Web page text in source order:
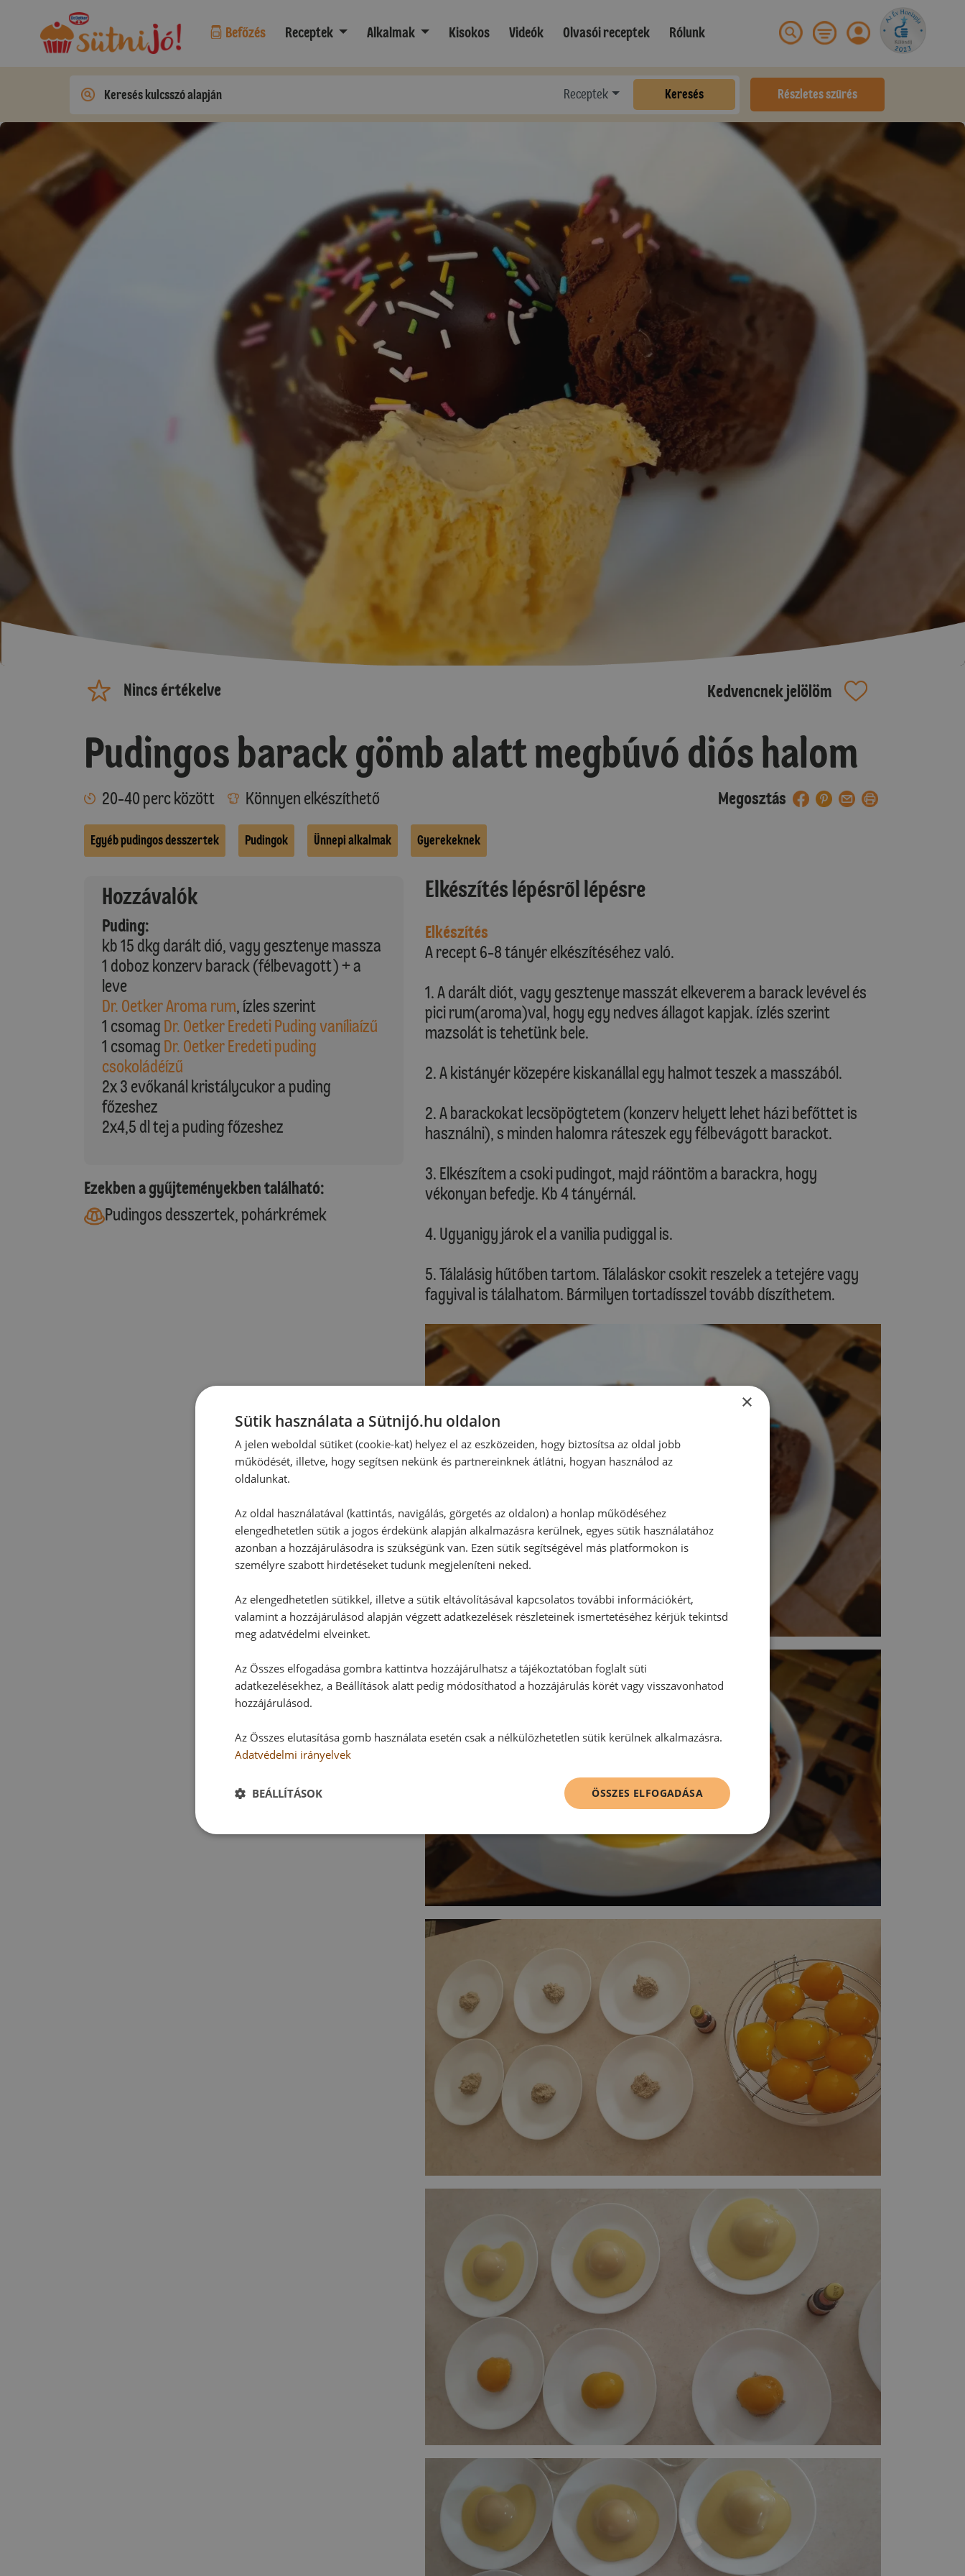
Befőzés Receptek Alkalmak Kisokos Videók Olvasói receptek Rólunk
Receptek Keresés Részletes szűrés
Nincs értékelve Kedvencnek jelölöm
Pudingos barack gömb alatt megbúvó diós halom
20-40 perc között Könnyen elkészíthető Megosztás
Egyéb pudingos desszertek Pudingok Ünnepi alkalmak Gyerekeknek
Hozzávalók
Puding:
kb 15 dkg darált dió, vagy gesztenye massza
1 doboz konzerv barack (félbevagott) + a
leve
Dr. Oetker Aroma rum, ízles szerint
1 csomag Dr. Oetker Eredeti Puding vaníliaízű
1 csomag Dr. Oetker Eredeti puding
csokoládéízű
2x 3 evőkanál kristálycukor a puding
főzeshez
2x4,5 dl tej a puding főzeshez
Ezekben a gyűjteményekben található:
Pudingos desszertek, pohárkrémek
Elkészítés lépésről lépésre
Elkészítés
A recept 6-8 tányér elkészítéséhez való.
1. A darált diót, vagy gesztenye masszát elkeverem a barack levével és
pici rum(aroma)val, hogy egy nedves állagot kapjak. Ízlés szerint
mazsolát is tehetünk bele.
2. A kistányér közepére kiskanállal egy halmot teszek a masszából.
2. A barackokat lecsöpögtetem (konzerv helyett lehet házi befőttet is
használni), s minden halomra ráteszek egy félbevágott barackot.
3. Elkészítem a csoki pudingot, majd ráöntöm a barackra, hogy
vékonyan befedje. Kb 4 tányérnál.
4. Ugyanigy járok el a vanilia pudiggal is.
5. Tálalásig hűtőben tartom. Tálaláskor csokit reszelek a tetejére vagy
fagyival is tálalhatom. Bármilyen tortadísszel tovább díszíthetem.
×
Sütik használata a Sütnijó.hu oldalon
A jelen weboldal sütiket (cookie-kat) helyez el az eszközeiden, hogy biztosítsa az oldal jobb
működését, illetve, hogy segítsen nekünk és partnereinknek átlátni, hogyan használod az
oldalunkat.
Az oldal használatával (kattintás, navigálás, görgetés az oldalon) a honlap működéséhez
elengedhetetlen sütik a jogos érdekünk alapján alkalmazásra kerülnek, egyes sütik használatához
azonban a hozzájárulásodra is szükségünk van. Ezen sütik segítségével más platformokon is
személyre szabott hirdetéseket tudunk megjeleníteni neked.
Az elengedhetetlen sütikkel, illetve a sütik eltávolításával kapcsolatos további információkért,
valamint a hozzájárulásod alapján végzett adatkezelések részleteinek ismertetéséhez kérjük tekintsd
meg adatvédelmi elveinket.
Az Összes elfogadása gombra kattintva hozzájárulhatsz a tájékoztatóban foglalt süti
adatkezelésekhez, a Beállítások alatt pedig módosíthatod a hozzájárulás körét vagy visszavonhatod
hozzájárulásod.
Az Összes elutasítása gomb használata esetén csak a nélkülözhetetlen sütik kerülnek alkalmazásra.
Adatvédelmi irányelvek
ÖSSZES ELFOGADÁSA
BEÁLLÍTÁSOK